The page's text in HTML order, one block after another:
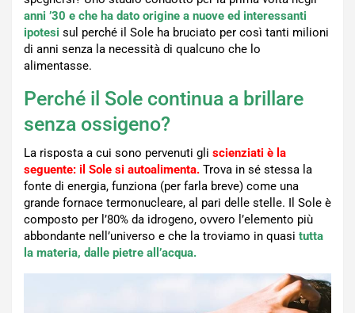
anni ’30 e che ha dato origine a nuove ed interessanti
ipotesi sul perché il Sole ha bruciato per così tanti milioni
di anni senza la necessità di qualcuno che lo
alimentasse.
Perché il Sole continua a brillare
senza ossigeno?
La risposta a cui sono pervenuti gli scienziati è la
seguente: il Sole si autoalimenta. Trova in sé stessa la
fonte di energia, funziona (per farla breve) come una
grande fornace termonucleare, al pari delle stelle. Il Sole è
composto per l’80% da idrogeno, ovvero l’elemento più
abbondante nell’universo e che la troviamo in quasi tutta
la materia, dalle pietre all’acqua.